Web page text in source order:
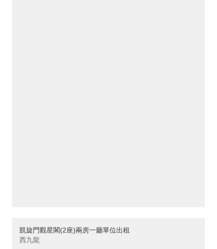
凱旋門觀星閣(2座)兩房一廳單位出租
西九龍